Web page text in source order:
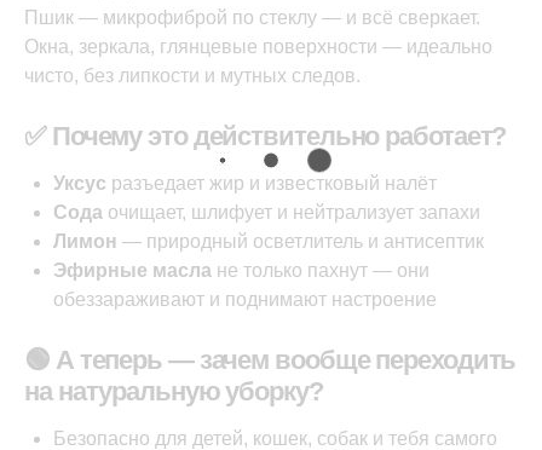
Пшик — микрофиброй по стеклу — и всё сверкает.
Окна, зеркала, глянцевые поверхности — идеально
чисто, без липкости и мутных следов.
✅ Почему это действительно работает?
Уксус разъедает жир и известковый налёт
Сода очищает, шлифует и нейтрализует запахи
Лимон — природный осветлитель и антисептик
Эфирные масла не только пахнут — они
обеззараживают и поднимают настроение
🟢 А теперь — зачем вообще переходить
на натуральную уборку?
Безопасно для детей, кошек, собак и тебя самого